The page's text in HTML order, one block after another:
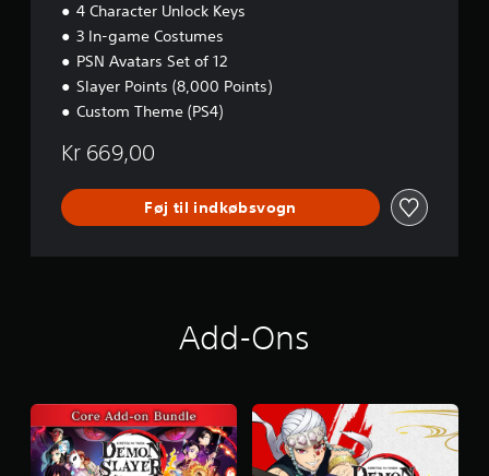
4 Character Unlock Keys
3 In-game Costumes
PSN Avatars Set of 12
Slayer Points (8,000 Points)
Custom Theme (PS4)
Kr 669,00
Føj til indkøbsvogn
Add-Ons